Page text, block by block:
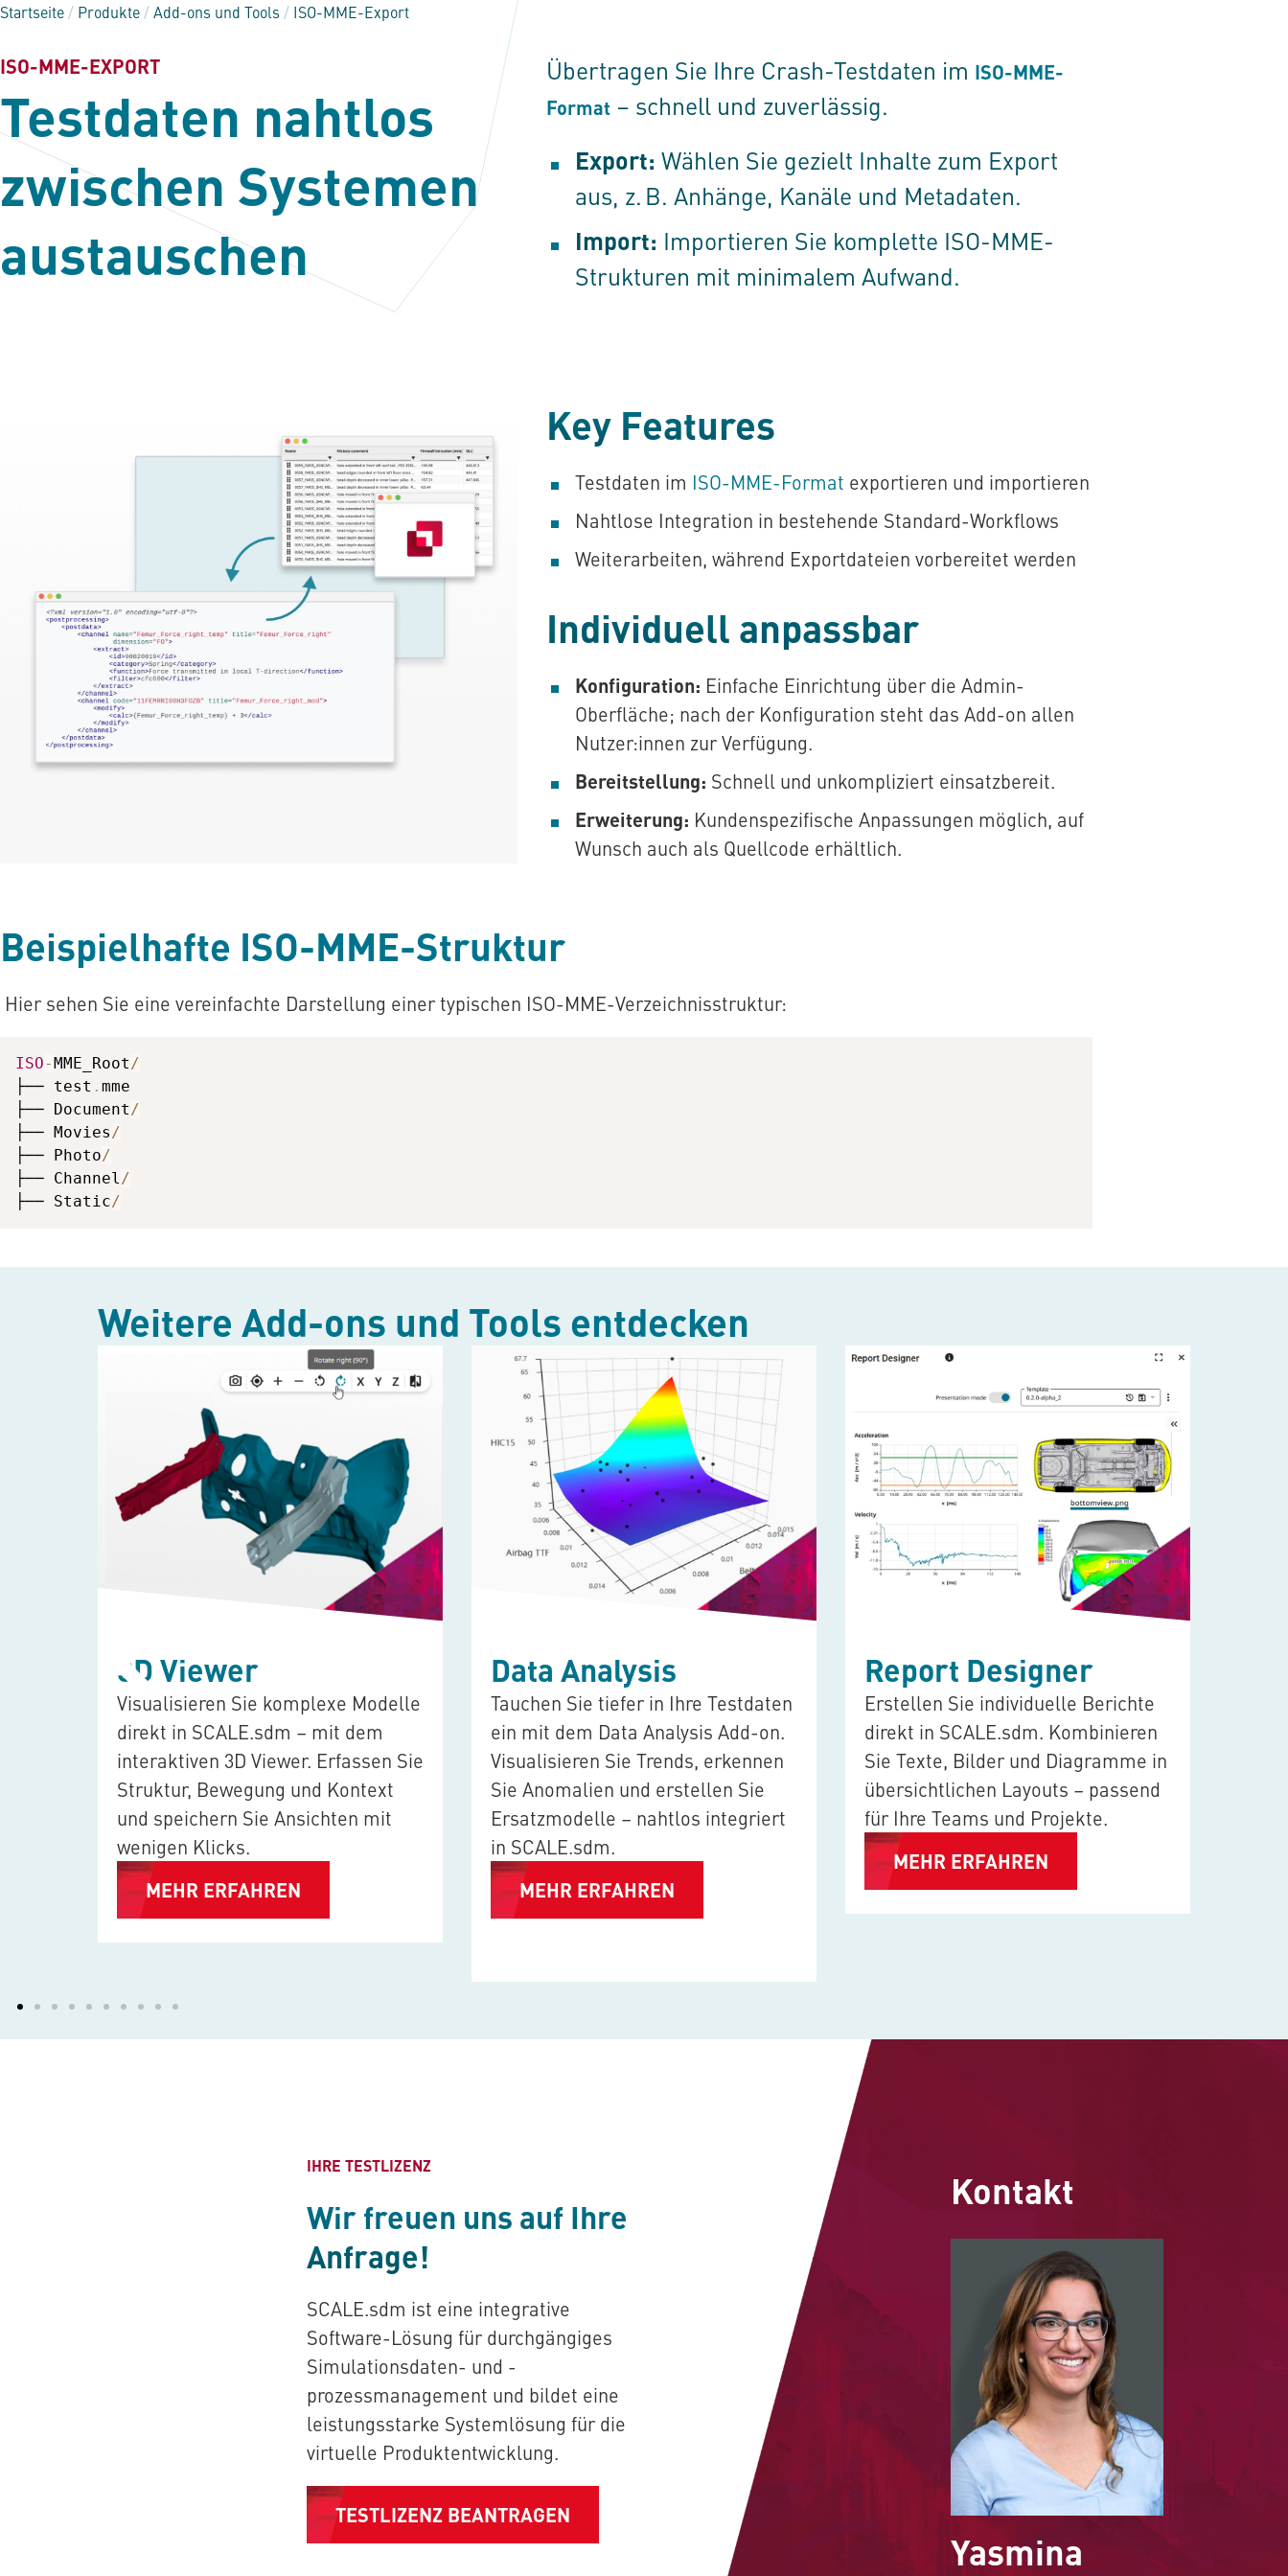
Startseite/ Produkte/Add-ons und Tools / ISO-MME-Export
ISO-MME-EXPORT
Testdaten nahtlos
zwischen Systemen
austauschen
Übertragen Sie Ihre Crash-Testdaten im ISO-MME-
Format – schnell und zuverlässig.
Export: Wählen Sie gezielt Inhalte zum Export
aus, z. B. Anhänge, Kanäle und Metadaten.
Import: Importieren Sie komplette ISO-MME-
Strukturen mit minimalem Aufwand.
Key Features
Testdaten im ISO-MME-Format exportieren und importieren
Nahtlose Integration in bestehende Standard-Workflows
Weiterarbeiten, während Exportdateien vorbereitet werden
Individuell anpassbar
Konfiguration: Einfache Einrichtung über die Admin-
Oberfläche; nach der Konfiguration steht das Add-on allen
Nutzer:innen zur Verfügung.
Bereitstellung: Schnell und unkompliziert einsatzbereit.
Erweiterung: Kundenspezifische Anpassungen möglich, auf
Wunsch auch als Quellcode erhältlich.
Beispielhafte ISO-MME-Struktur
Hier sehen Sie eine vereinfachte Darstellung einer typischen ISO-MME-Verzeichnisstruktur:
ISO- MME_Root/
├── test . mme
├── Document/
├── Movies/
├── Photo/
├── Channel/
├── Static/
Weitere Add-ons und Tools entdecken
3D Viewer
Visualisieren Sie komplexe Modelle
direkt in SCALE.sdm – mit dem
interaktiven 3D Viewer. Erfassen Sie
Struktur, Bewegung und Kontext
und speichern Sie Ansichten mit
wenigen Klicks.
MEHR ERFAHREN
Data Analysis
Tauchen Sie tiefer in Ihre Testdaten
ein mit dem Data Analysis Add-on.
Visualisieren Sie Trends, erkennen
Sie Anomalien und erstellen Sie
Ersatzmodelle – nahtlos integriert
in SCALE.sdm.
MEHR ERFAHREN
Report Designer
Erstellen Sie individuelle Berichte
direkt in SCALE.sdm. Kombinieren
Sie Texte, Bilder und Diagramme in
übersichtlichen Layouts – passend
für Ihre Teams und Projekte.
MEHR ERFAHREN
IHRE TESTLIZENZ
Wir freuen uns auf Ihre
Anfrage!
SCALE.sdm ist eine integrative
Software-Lösung für durchgängiges
Simulationsdaten- und -
prozessmanagement und bildet eine
leistungsstarke Systemlösung für die
virtuelle Produktentwicklung.
TESTLIZENZ BEANTRAGEN
Kontakt
Yasmina